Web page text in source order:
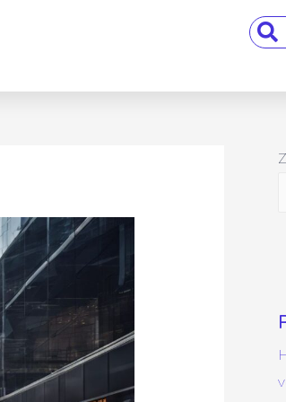
Search
...